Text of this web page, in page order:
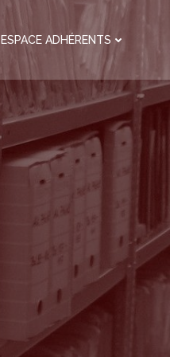
ESPACE ADHÉRENTS